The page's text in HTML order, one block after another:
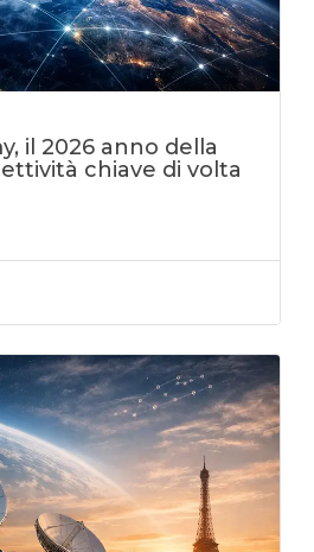
il 2026 anno della
chiave di volta